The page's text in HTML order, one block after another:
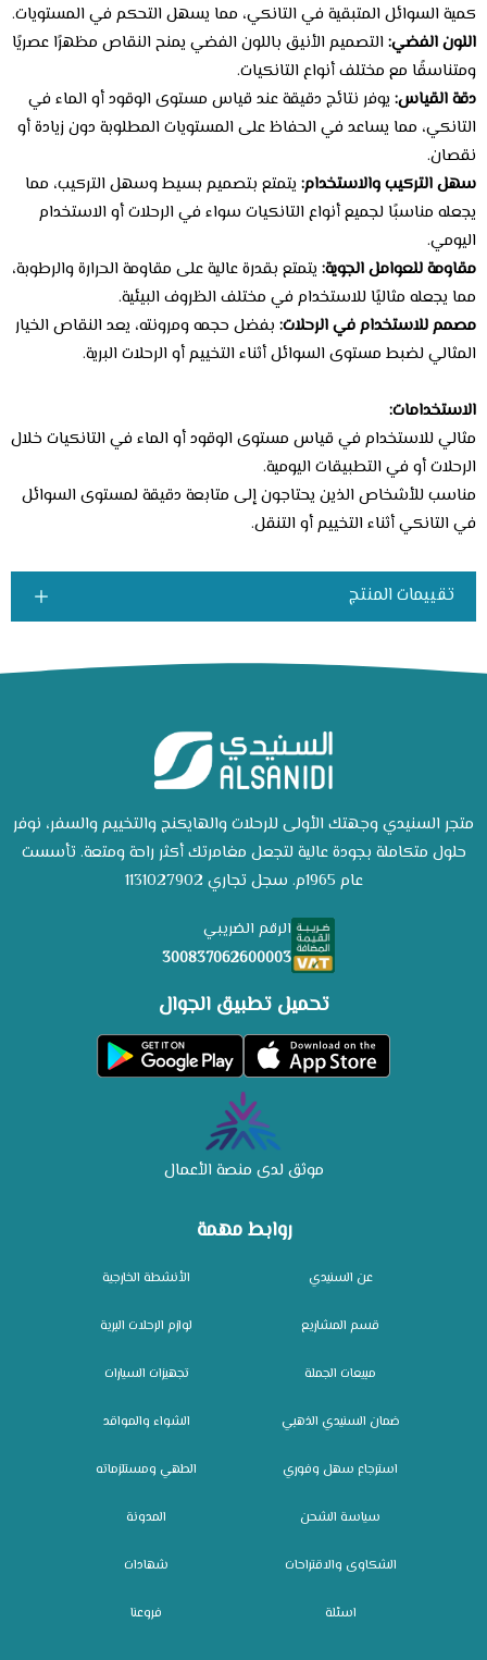
كمية السوائل المتبقية في التانكي، مما يسهل التحكم في المستويات.
اللون الفضي: التصميم الأنيق باللون الفضي يمنح النقاص مظهرًا عصريًا
ومتناسقًا مع مختلف أنواع التانكيات.
دقة القياس: يوفر نتائج دقيقة عند قياس مستوى الوقود أو الماء في
التانكي، مما يساعد في الحفاظ على المستويات المطلوبة دون زيادة أو
نقصان.
سهل التركيب والاستخدام: يتمتع بتصميم بسيط وسهل التركيب، مما
يجعله مناسبًا لجميع أنواع التانكيات سواء في الرحلات أو الاستخدام
اليومي.
مقاومة للعوامل الجوية: يتمتع بقدرة عالية على مقاومة الحرارة والرطوبة،
مما يجعله مثاليًا للاستخدام في مختلف الظروف البيئية.
مصمم للاستخدام في الرحلات: بفضل حجمه ومرونته، يعد النقاص الخيار
المثالي لضبط مستوى السوائل أثناء التخييم أو الرحلات البرية.
الاستخدامات:
مثالي للاستخدام في قياس مستوى الوقود أو الماء في التانكيات خلال
الرحلات أو في التطبيقات اليومية.
مناسب للأشخاص الذين يحتاجون إلى متابعة دقيقة لمستوى السوائل
في التانكي أثناء التخييم أو التنقل.
تقييمات المنتج
روابط مهمة
عن السنيدي
قسم المشاريع
مبيعات الجملة
ضمان السنيدي الذهبي
استرجاع سهل وفوري
سياسة الشحن
الشكاوى والاقتراحات
اسئلة
الأنشطة الخارجية
لوازم الرحلات البرية
تجهيزات السيارات
الشواء والمواقد
الطهي ومستلزماته
المدونة
شهادات
فروعنا
متجر السنيدي وجهتك الأولى للرحلات والهايكنج والتخييم والسفر، نوفر
حلول متكاملة بجودة عالية لتجعل مغامرتك أكثر راحة ومتعة. تأسست
عام 1965م. سجل تجاري 1131027902
الرقم الضريبي
300837062600003
تحميل تطبيق الجوال
موثق لدى منصة الأعمال